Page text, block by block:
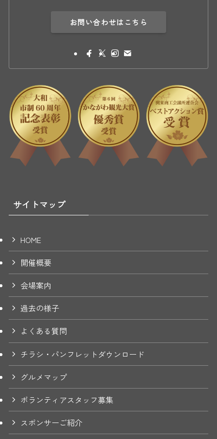
お問い合わせはこちら
サイトマップ
HOME
開催概要
会場案内
過去の様子
よくある質問
チラシ・パンフレットダウンロード
グルメマップ
ボランティアスタッフ募集
スポンサーご紹介